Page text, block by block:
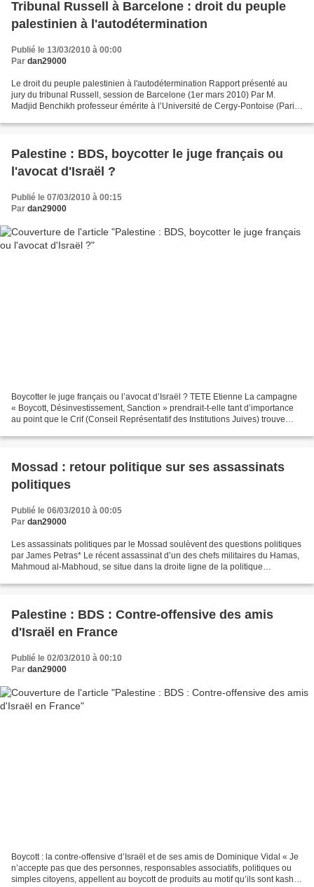
Tribunal Russell à Barcelone : droit du peuple
palestinien à l'autodétermination
Publié le 13/03/2010 à 00:00
Par dan29000
Le droit du peuple palestinien à l'autodétermination Rapport présenté au
jury du tribunal Russell, session de Barcelone (1er mars 2010) Par M.
Madjid Benchikh professeur émérite à l’Université de Cergy-Pontoise (Paris
Palestine : BDS, boycotter le juge français ou
l'avocat d'Israël ?
Publié le 07/03/2010 à 00:15
Par dan29000
Boycotter le juge français ou l’avocat d’Israël ? TETE Etienne La campagne
« Boycott, Désinvestissement, Sanction » prendrait-t-elle tant d’importance
au point que le Crif (Conseil Représentatif des Institutions Juives) trouve
Mossad : retour politique sur ses assassinats
politiques
Publié le 06/03/2010 à 00:05
Par dan29000
Les assassinats politiques par le Mossad soulèvent des questions politiques
par James Petras* Le récent assassinat d’un des chefs militaires du Hamas,
Mahmoud al-Mabhoud, se situe dans la droite ligne de la politique
Palestine : BDS : Contre-offensive des amis
d'Israël en France
Publié le 02/03/2010 à 00:10
Par dan29000
Boycott : la contre-offensive d’Israël et de ses amis de Dominique Vidal « Je
n’accepte pas que des personnes, responsables associatifs, politiques ou
simples citoyens, appellent au boycott de produits au motif qu’ils sont kasher